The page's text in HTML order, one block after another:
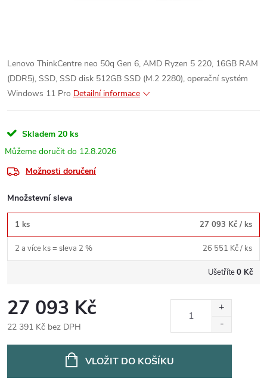
Lenovo ThinkCentre neo 50q Gen 6, AMD Ryzen 5 220, 16GB RAM
(DDR5), SSD, SSD disk 512GB SSD (M.2 2280), operační systém
Windows 11 Pro Detailní informace
Skladem 20 ks
12.8.2026
Možnosti doručení
Množstevní sleva
1 ks 27 093 Kč / ks
2 a více ks = sleva 2 % 26 551 Kč/ ks
Ušetříte0 Kč
27 093 Kč
22 391 Kč bez DPH
VLOŽIT DO KOŠÍKU